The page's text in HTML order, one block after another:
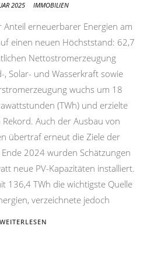
2025 IMMOBILIEN
Anteil erneuerbarer Energien am
einen neuen Höchststand: 62,7
Nettostromerzeugung
, Solar- und Wasserkraft sowie
wuchs um 18
(TWh) und erzielte
Auch der Ausbau von
übertraf erneut die Ziele der
2024 wurden Schätzungen
neue PV-Kapazitäten installiert.
136,4 TWh die wichtigste Quelle
verzeichnete jedoch
WEITERLESEN